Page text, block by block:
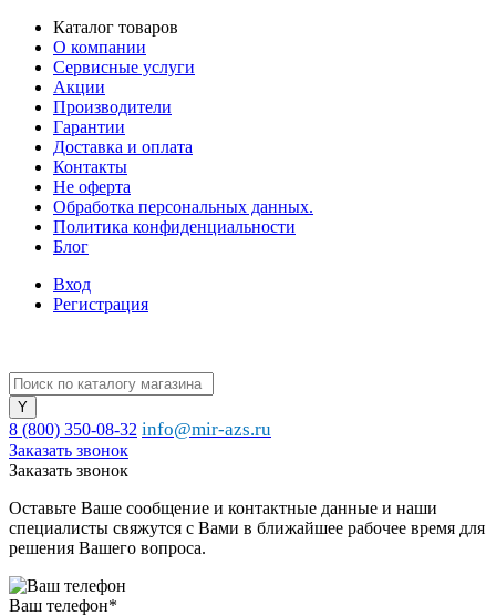
Каталог товаров
О компании
Сервисные услуги
Акции
Производители
Гарантии
Доставка и оплата
Контакты
Не оферта
Обработка персональных данных.
Политика конфиденциальности
Блог
Вход
Регистрация
8 (800) 350-08-32 info@mir-azs.ru
Заказать звонок
Заказать звонок
Оставьте Ваше сообщение и контактные данные и наши
специалисты свяжутся с Вами в ближайшее рабочее время для
решения Вашего вопроса.
Ваш телефон*